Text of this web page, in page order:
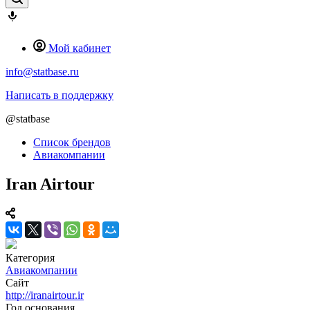
Мой кабинет
info@statbase.ru
Написать в поддержку
@statbase
Список брендов
Авиакомпании
Iran Airtour
Категория
Авиакомпании
Сайт
http://iranairtour.ir
Год основания